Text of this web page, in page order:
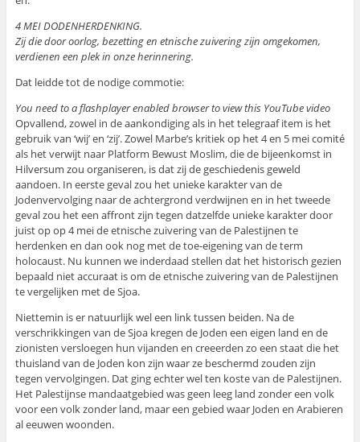
4 MEI DODENHERDENKING.
Zij die door oorlog, bezetting en etnische zuivering zijn omgekomen,
verdienen een plek in onze herinnering.
Dat leidde tot de nodige commotie:
You need to a flashplayer enabled browser to view this YouTube video
Opvallend, zowel in de aankondiging als in het telegraaf item is het
gebruik van ‘wij’ en ‘zij’. Zowel Marbe’s kritiek op het 4 en 5 mei comité
als het verwijt naar Platform Bewust Moslim, die de bijeenkomst in
Hilversum zou organiseren, is dat zij de geschiedenis geweld
aandoen. In eerste geval zou het unieke karakter van de
Jodenvervolging naar de achtergrond verdwijnen en in het tweede
geval zou het een affront zijn tegen datzelfde unieke karakter door
juist op op 4 mei de etnische zuivering van de Palestijnen te
herdenken en dan ook nog met de toe-eigening van de term
holocaust. Nu kunnen we inderdaad stellen dat het historisch gezien
bepaald niet accuraat is om de etnische zuivering van de Palestijnen
te vergelijken met de Sjoa.
Niettemin is er natuurlijk wel een link tussen beiden. Na de
verschrikkingen van de Sjoa kregen de Joden een eigen land en de
zionisten versloegen hun vijanden en creeerden zo een staat die het
thuisland van de Joden kon zijn waar ze beschermd zouden zijn
tegen vervolgingen. Dat ging echter wel ten koste van de Palestijnen.
Het Palestijnse mandaatgebied was geen leeg land zonder een volk
voor een volk zonder land, maar een gebied waar Joden en Arabieren
al eeuwen woonden.